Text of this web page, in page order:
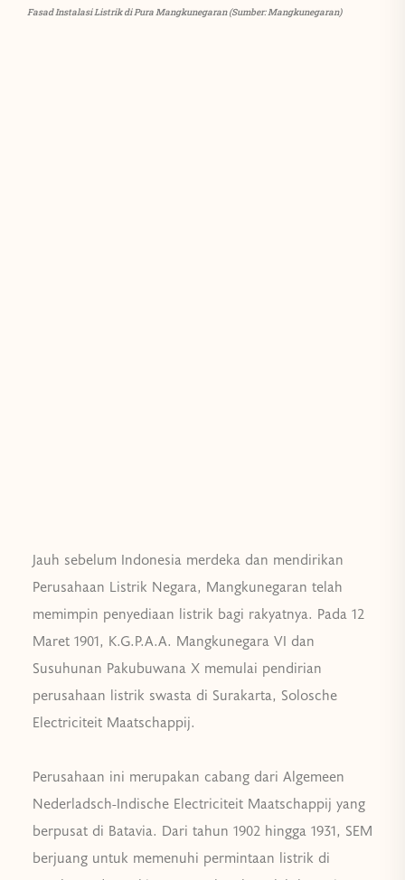
Fasad Instalasi Listrik di Pura Mangkunegaran (Sumber: Mangkunegaran)
Jauh sebelum Indonesia merdeka dan mendirikan
Perusahaan Listrik Negara, Mangkunegaran telah
memimpin penyediaan listrik bagi rakyatnya. Pada 12
Maret 1901, K.G.P.A.A. Mangkunegara VI dan
Susuhunan Pakubuwana X memulai pendirian
perusahaan listrik swasta di Surakarta, Solosche
Electriciteit Maatschappij.
Perusahaan ini merupakan cabang dari Algemeen
Nederladsch-Indische Electriciteit Maatschappij yang
berpusat di Batavia. Dari tahun 1902 hingga 1931, SEM
berjuang untuk memenuhi permintaan listrik di